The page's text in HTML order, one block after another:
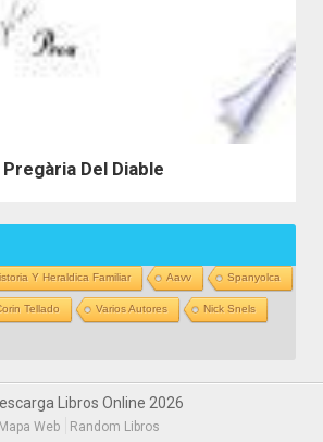
Pregària Del Diable
Y Heraldica Familiar Aavv Spanyolca
Tellado Varios Autores Nick Snels
Libros Online 2026
Mapa Web Random Libros